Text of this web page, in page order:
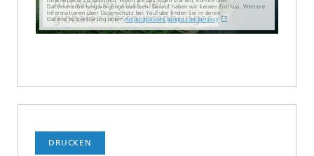
Datenverarbeitungsvorgänge auslösen. Darauf haben wir keinen Einfluss. Weitere
Informationen über Datenschutz bei YouTube finden Sie in deren
Datenschutzerklärung unter:https://policies.google.com/privacy
DRUCKEN